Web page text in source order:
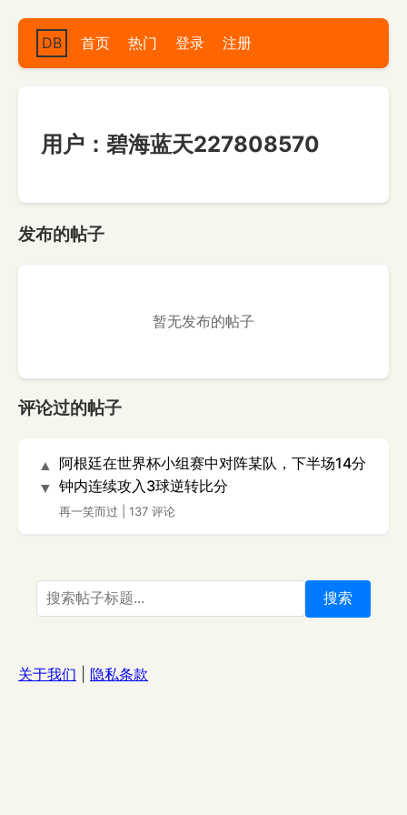
DB 首页 热门 登录 注册
用户：碧海蓝天227808570
发布的帖子
暂无发布的帖子
评论过的帖子
▲
▼
阿根廷在世界杯小组赛中对阵某队，下半场14分
钟内连续攻入3球逆转比分
再一笑而过 137 评论
搜索
关于我们 隐私条款